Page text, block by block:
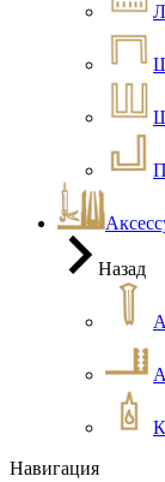
Назад
Навигация